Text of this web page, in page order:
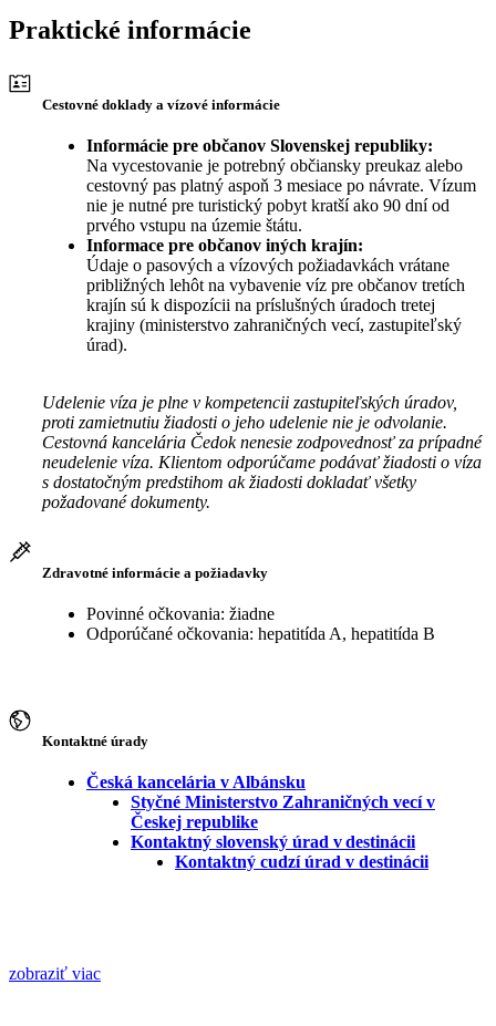
Praktické informácie
Cestovné doklady a vízové informácie
Informácie pre občanov Slovenskej republiky:
Na vycestovanie je potrebný občiansky preukaz alebo
cestovný pas platný aspoň 3 mesiace po návrate. Vízum
nie je nutné pre turistický pobyt kratší ako 90 dní od
prvého vstupu na územie štátu.
Informace pre občanov iných krajín:
Údaje o pasových a vízových požiadavkách vrátane
približných lehôt na vybavenie víz pre občanov tretích
krajín sú k dispozícii na príslušných úradoch tretej
krajiny (ministerstvo zahraničných vecí, zastupiteľský
úrad).
Udelenie víza je plne v kompetencii zastupiteľských úradov,
proti zamietnutiu žiadosti o jeho udelenie nie je odvolanie.
Cestovná kancelária Čedok nenesie zodpovednosť za prípadné
neudelenie víza. Klientom odporúčame podávať žiadosti o víza
s dostatočným predstihom ak žiadosti dokladať všetky
požadované dokumenty.
Zdravotné informácie a požiadavky
Povinné očkovania: žiadne
Odporúčané očkovania: hepatitída A, hepatitída B
Kontaktné úrady
Česká kancelária v Albánsku
Styčné Ministerstvo Zahraničných vecí v
Českej republike
Kontaktný slovenský úrad v destinácii
Kontaktný cudzí úrad v destinácii
zobraziť viac